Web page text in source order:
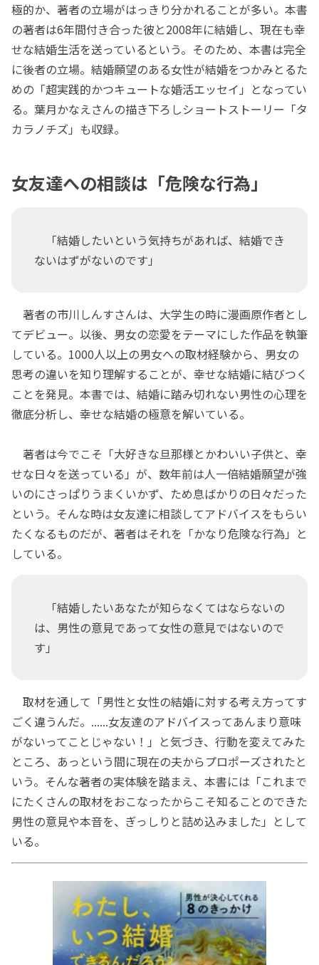
極的か、著者の立場がはっきり分かれることが多い。本書
の著者は6年間付き合った彼と2008年に結婚し、現在も幸
せな結婚生活を送っているという。そのため、本書は完全
に後者の立場。結婚願望のある女性が結婚をつかみとるた
めの「超実践的かつキュートな婚活エッセイ」となってい
る。葉月かなえさんの描き下ろしショートストーリー「タ
カラノチズ」も収録。
女友達への相談は「危険な行為」
「結婚したいという気持ちがあれば、結婚でき
ないはずがないのです」
著者の市川しんすさんは、大学生の時に漫画原作者とし
てデビュー。以後、男女の恋愛をテーマにした作品を執筆
している。1000人以上の男女への取材経験から、男女の
思考の違いを知り理解することが、幸せな結婚に結びつく
ことを発見。本書では、結婚に踏み切れない男性の心理を
徹底分析し、幸せな結婚の極意を解いている。
著者は今でこそ「大好きな旦那様とかわいい子供と、幸
せな日々を送っている」が、数年前は人一倍結婚願望が強
いのにさっぱりうまくいかず、ため息ばかりの日々だった
という。そんな時は女友達に相談してアドバイスをもらい
たくなるものだが、著者はそれを「かなり危険な行為」と
している。
「結婚したいあなたが知らなくてはならないの
は、男性の意見であって女性の意見ではないので
す」
取材を通して「男性と女性の結婚に対する考え方ってす
ごく違うんだ。......女友達のアドバイスってあんまり意味
がないってことじゃない！」と気づき、行動を変えてみた
ところ、あっという間に現在の夫からプロポーズされたと
いう。そんな著者の実体験を踏まえ、本書には「これまで
にたくさんの取材をおこなったからこそ知ることのできた
男性の意見や本音を、ぎっしりと詰め込みました」として
いる。